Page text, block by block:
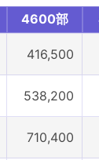
1,581,500
1,703,800
4600部
416,500
538,200
710,400